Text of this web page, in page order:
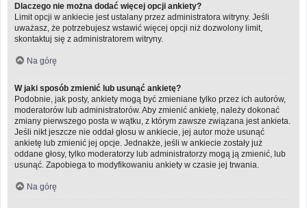
Dlaczego nie można dodać więcej opcji ankiety?
Limit opcji w ankiecie jest ustalany przez administratora witryny. Jeśli
uważasz, że potrzebujesz wstawić więcej opcji niż dozwolony limit,
skontaktuj się z administratorem witryny.
Na górę
W jaki sposób zmienić lub usunąć ankietę?
Podobnie, jak posty, ankiety mogą być zmieniane tylko przez ich autorów,
moderatorów lub administratorów. Aby zmienić ankietę, należy dokonać
zmiany pierwszego posta w wątku, z którym zawsze związana jest ankieta.
Jeśli nikt jeszcze nie oddał głosu w ankiecie, jej autor może usunąć
ankietę lub zmienić jej opcje. Jednakże, jeśli w ankiecie zostały już
oddane głosy, tylko moderatorzy lub administratorzy mogą ją zmienić, lub
usunąć. Zapobiega to modyfikowaniu ankiety w czasie jej trwania.
Na górę